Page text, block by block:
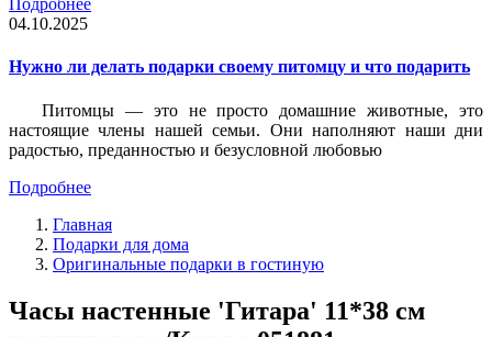
Подробнее
04.10.2025
Нужно ли делать подарки своему питомцу и что подарить
Питомцы — это не просто домашние животные, это
настоящие члены нашей семьи. Они наполняют наши дни
радостью, преданностью и безусловной любовью
Подробнее
Главная
Подарки для дома
Оригинальные подарки в гостиную
Часы настенные 'Гитара' 11*38 см